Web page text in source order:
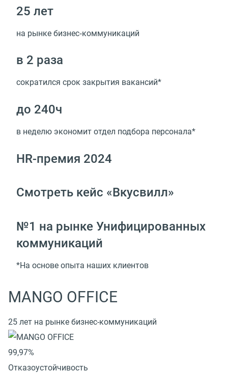
25 лет
на рынке бизнес‑коммуникаций
в 2 раза
сократился срок закрытия вакансий*
до 240ч
в неделю экономит отдел подбора персонала*
HR-премия 2024
Смотреть кейс «Вкусвилл»
№1 на рынке Унифицированных
коммуникаций
*На основе опыта наших клиентов
MANGO OFFICE
25 лет на рынке бизнес-коммуникаций
99,97%
Отказоустойчивость